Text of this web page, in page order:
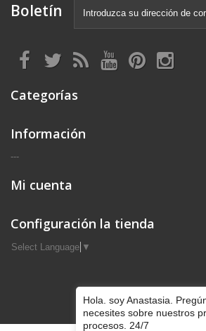
Boletín
Categorías
Información
---
Mi cuenta
Configuración la tienda
Select Language ▼